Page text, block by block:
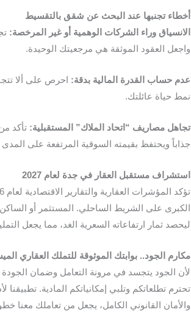
أخطاء تجنبها عند البحث عن شقق بالتقسيط
الانسياق وراء الشركات الوهمية أو غير المرخصة:
واجعل العقود الموثقة هي مرجعيتك الوحيدة.
عدم حساب القدرة المالية بدقة: احرص على ألا
نمط حياة عائلتك.
تجاهل مصاريف “ اتحاد الملاك” المستقبلية: تأكد
جذاباً ويحتفظ بقيمته السوقية المرتفعة على
استشراف مستقبل العقار في جدة لعام 2027
الكبرى على الشريط الساحلي. المستثمر أو
ليحصد ثمار ارتفاعاته السعرية الغد، مما يجعل
مكارم الجود..بوابتك الموثوقة للتملك العقاري
​لأن الجود يتجسد في مرونة التعامل وضمان
تحترم تطلعاتكم وتلبي إمكانياتكم المادية. تطبيقنا
والأمان القانوني الكامل، يجعل من تعاملك معنا